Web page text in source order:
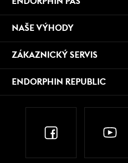
NAŠE VÝHODY
ZÁKAZNICKÝ SERVIS
ENDORPHIN REPUBLIC